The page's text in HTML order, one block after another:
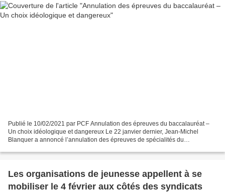
Publié le 10/02/2021 par PCF Annulation des épreuves du baccalauréat –
Un choix idéologique et dangereux Le 22 janvier dernier, Jean-Michel
Blanquer a annoncé l’annulation des épreuves de spécialités du
Les organisations de jeunesse appellent à se
mobiliser le 4 février aux côtés des syndicats